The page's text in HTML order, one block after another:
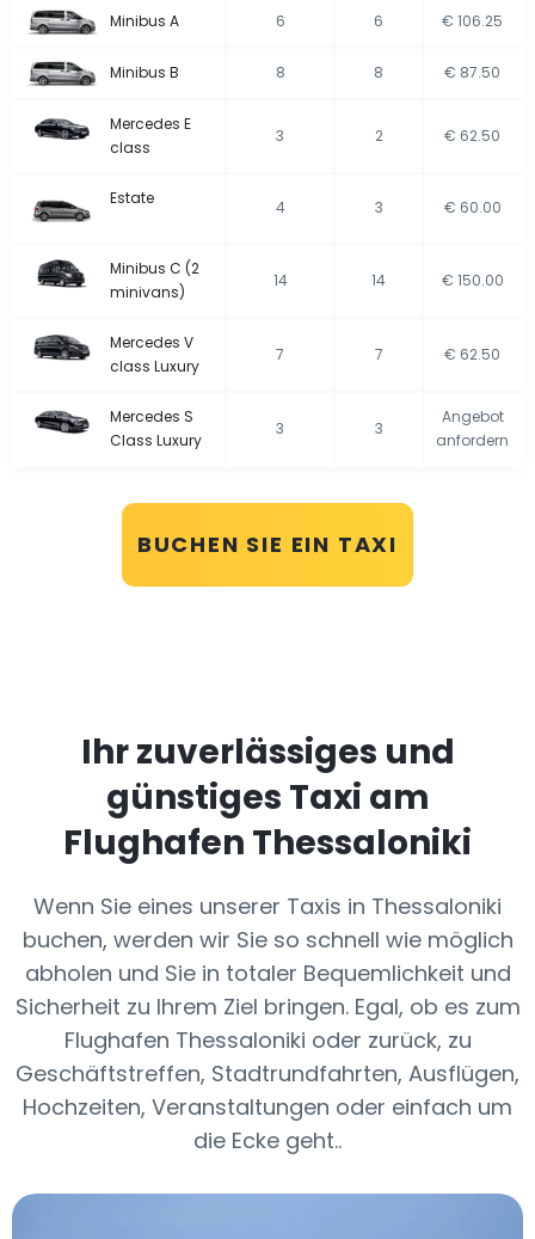
Minibus A 6 6 € 106.25
Minibus B 8 8 € 87.50
Mercedes E
class
3 2 € 62.50
Estate 4 3 € 60.00
Minibus C (2
minivans)
14 14 € 150.00
Mercedes V
class Luxury
7 7 € 62.50
Mercedes S
Class Luxury
3 3
Angebot
anfordern
BUCHEN SIE EIN TAXI
Ihr zuverlässiges und
günstiges Taxi am
Flughafen Thessaloniki
Wenn Sie eines unserer Taxis in Thessaloniki
buchen, werden wir Sie so schnell wie möglich
abholen und Sie in totaler Bequemlichkeit und
Sicherheit zu Ihrem Ziel bringen. Egal, ob es zum
Flughafen Thessaloniki oder zurück, zu
Geschäftstreffen, Stadtrundfahrten, Ausflügen,
Hochzeiten, Veranstaltungen oder einfach um
die Ecke geht..